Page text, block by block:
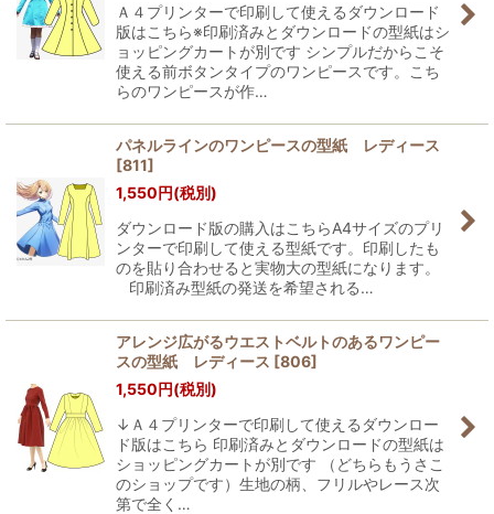
Ａ４プリンターで印刷して使えるダウンロード
版はこちら※印刷済みとダウンロードの型紙はシ
ョッピングカートが別です シンプルだからこそ
使える前ボタンタイプのワンピースです。こち
らのワンピースが作…
パネルラインのワンピースの型紙 レディース
[811]
1,550円(税別)
ダウンロード版の購入はこちらA4サイズのプリ
ンターで印刷して使える型紙です。印刷したも
のを貼り合わせると実物大の型紙になります。
印刷済み型紙の発送を希望される…
アレンジ広がるウエストベルトのあるワンピー
スの型紙 レディース [806]
1,550円(税別)
↓Ａ４プリンターで印刷して使えるダウンロー
ド版はこちら 印刷済みとダウンロードの型紙は
ショッピングカートが別です （どちらもうさこ
のショップです）生地の柄、フリルやレース次
第で全く…